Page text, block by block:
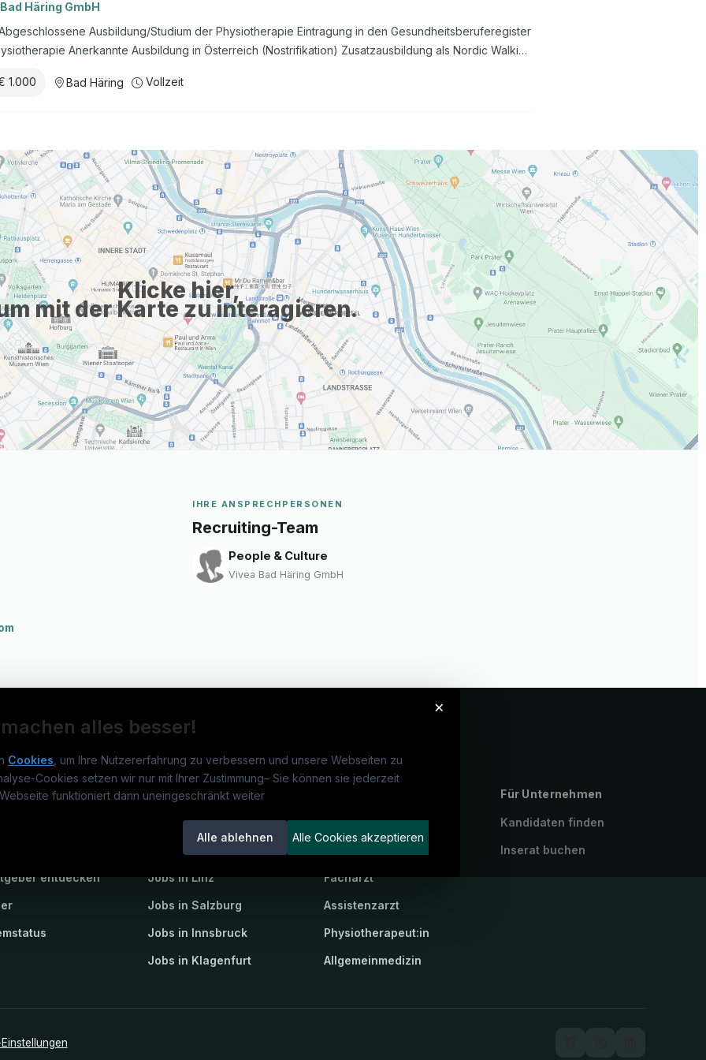
Häring GmbH
Ausbildung/Studium der Physiotherapie Eintragung in den Gesundheitsberuferegister
Anerkannte Ausbildung in Österreich (Nostrifikation) Zusatzausbildung als Nordic Walking
Individuelle Arbeitszeitmodelle in Voll- oder Teilzeit möglich Prämien für Mitarbeiter-Empfehlungen
in unseren Vivea Hotels auch für Familie und ...
1.000 Bad Häring Vollzeit
Klicke hier,
mit der Karte zu interagieren.
IHRE ANSPRECHPERSONEN
Recruiting-Team
People & Culture
Vivea Bad Häring GmbH
×
alles besser!
Cookies , um Ihre Nutzererfahrung zu verbessern und unsere Webseiten zu
Cookies setzen wir nur mit Ihrer Zustimmung– Sie können sie jederzeit
funktioniert dann uneingeschränkt weiter
Alle ablehnen Alle Cookies akzeptieren
entdecken
Jobs
Jobs in Wien
Jobs in Linz
Jobs in Salzburg
Jobs in Innsbruck
Jobs in Klagenfurt
DGKP
Facharzt
Assistenzarzt
Physiotherapeut:in
Allgemeinmedizin
Für Unternehmen
Kandidaten finden
Inserat buchen